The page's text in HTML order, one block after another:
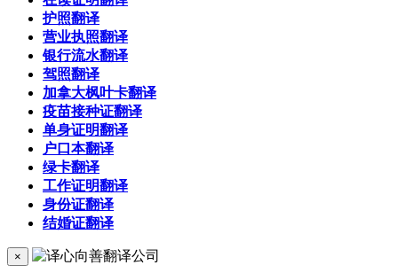
护照翻译
营业执照翻译
银行流水翻译
驾照翻译
加拿大枫叶卡翻译
疫苗接种证翻译
单身证明翻译
户口本翻译
绿卡翻译
工作证明翻译
身份证翻译
结婚证翻译
×